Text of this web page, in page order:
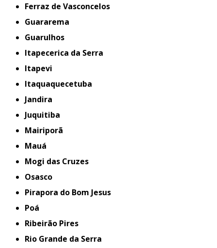
Ferraz de Vasconcelos
Guararema
Guarulhos
Itapecerica da Serra
Itapevi
Itaquaquecetuba
Jandira
Juquitiba
Mairiporã
Mauá
Mogi das Cruzes
Osasco
Pirapora do Bom Jesus
Poá
Ribeirão Pires
Rio Grande da Serra